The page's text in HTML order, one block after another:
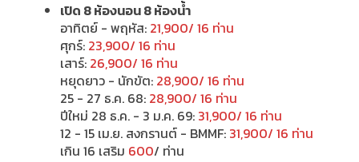
เปิด 8 ห้องนอน 8 ห้องน้ำ
อาทิตย์ - พฤหัส: 21,900/ 16 ท่าน
ศุกร์: 23,900/ 16 ท่าน
เสาร์: 26,900/ 16 ท่าน
หยุดยาว - นักขัต: 28,900/ 16 ท่าน
25 - 27 ธ.ค. 68: 28,900/ 16 ท่าน
ปีใหม่ 28 ธ.ค. - 3 ม.ค. 69: 31,900/ 16 ท่าน
12 - 15 เม.ย. สงกรานต์ - BMMF: 31,900/ 16 ท่าน
เกิน 16 เสริม 600/ ท่าน